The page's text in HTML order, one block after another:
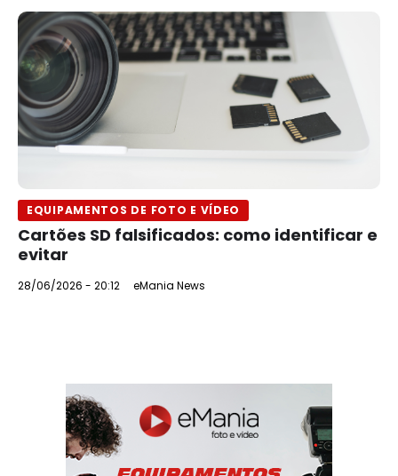
EQUIPAMENTOS DE FOTO E VÍDEO
Cartões SD falsificados: como identificar e
evitar
28/06/2026 - 20:12 eMania News